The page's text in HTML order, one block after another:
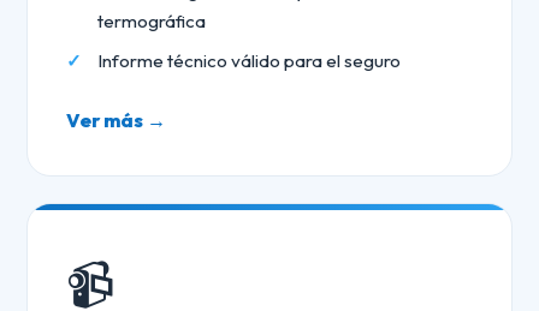
termográfica
Informe técnico válido para el seguro
Ver más →
📹